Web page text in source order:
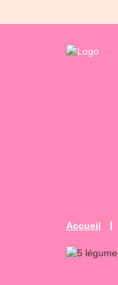
Accueil